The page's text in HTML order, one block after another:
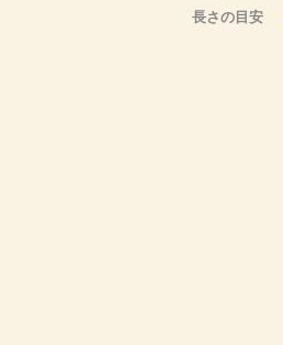
長さの目安